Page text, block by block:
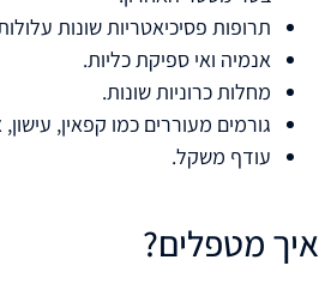
תרופות פסיכיאטריות שונות
אנמיה ואי ספיקת כליות.
מחלות כרוניות שונות.
גורמים מעוררים כמו קפאין, עישון,
עודף משקל.
איך מטפלים?